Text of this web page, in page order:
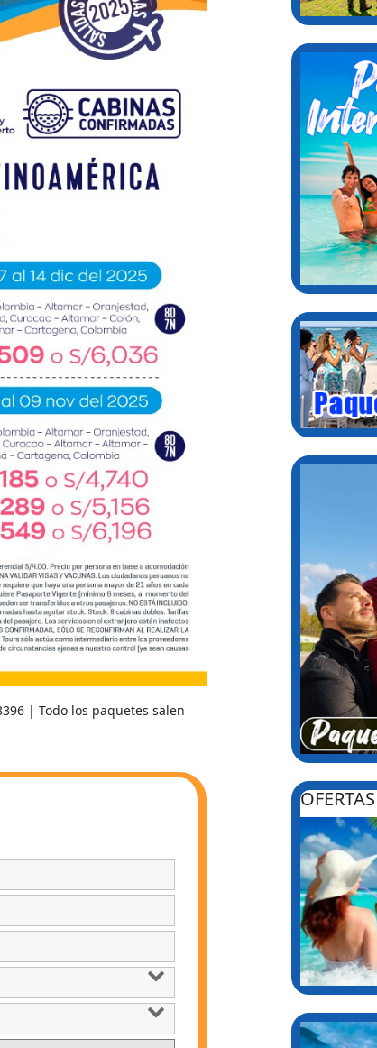
| Todo los paquetes salen